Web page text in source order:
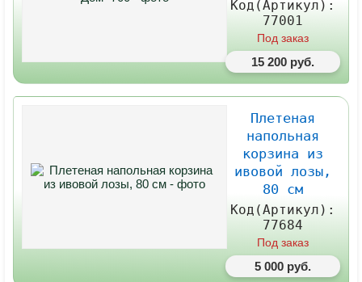
Код(Артикул):
77001
Под заказ
15 200 руб.
Плетеная
напольная
корзина из
ивовой лозы,
80 см
Код(Артикул):
77684
Под заказ
5 000 руб.